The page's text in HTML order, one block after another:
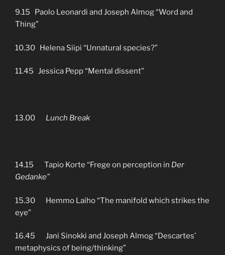
9.15 Paolo Leonardi and Joseph Almog “Word and
Thing”
10.30 Helena Siipi “Unnatural species?”
11.45 Jessica Pepp “Mental dissent”
13.00 Lunch Break
14.15 Tapio Korte “Frege on perception in Der
Gedanke”
15.30 Hemmo Laiho “The manifold which strikes the
eye”
16.45 Jani Sinokki and Joseph Almog “Descartes’
metaphysics of being/thinking”